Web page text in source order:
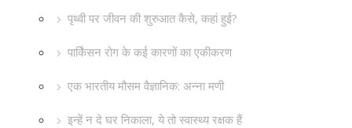
पृथ्वी पर जीवन की शुरुआत कैसे, कहां हुई?
पार्किंसन रोग के कई कारणों का एकीकरण
एक भारतीय मौसम वैज्ञानिक: अन्ना मणी
इन्हें न दे घर निकाला, ये तो स्वास्थ्य रक्षक हैं